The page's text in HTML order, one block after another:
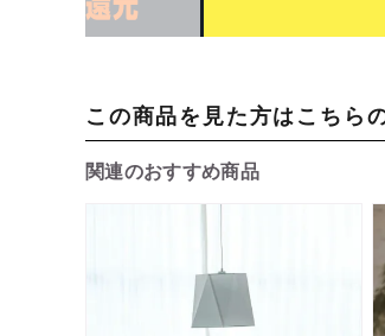
この商品を見た方はこちら
関連のおすすめ商品